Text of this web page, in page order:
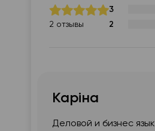
2 отзывы
3
2
Каріна
Деловой и бизнес язык